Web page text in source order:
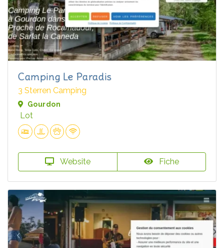
Camping Le Paradis
3 Sterren Camping
Gourdon
Lot
Website Fiche